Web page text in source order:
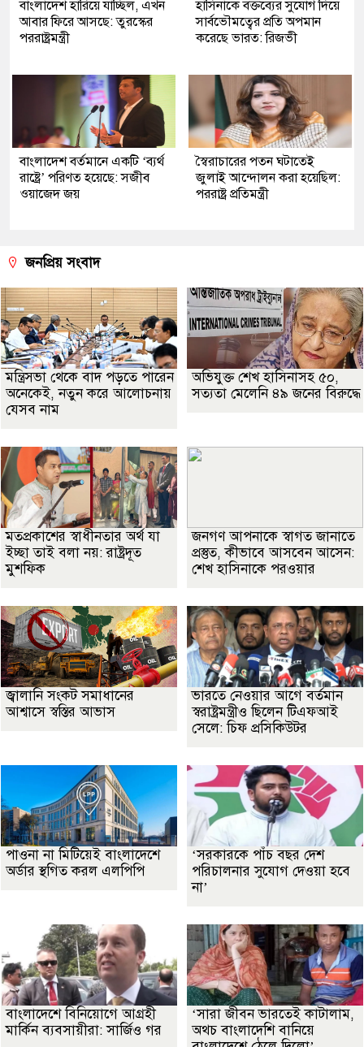
বাংলাদেশ হারিয়ে যাচ্ছিল, এখন
আবার ফিরে আসছে: তুরস্কের
পররাষ্ট্রমন্ত্রী
হাসিনাকে বক্তব্যের সুযোগ দিয়ে
সার্বভৌমত্বের প্রতি অপমান
করেছে ভারত: রিজভী
বাংলাদেশ বর্তমানে একটি ‘ব্যর্থ
রাষ্ট্রে’ পরিণত হয়েছে: সজীব
ওয়াজেদ জয়
স্বৈরাচারের পতন ঘটাতেই
জুলাই আন্দোলন করা হয়েছিল:
পররাষ্ট্র প্রতিমন্ত্রী
জনপ্রিয় সংবাদ
মন্ত্রিসভা থেকে বাদ পড়তে পারেন
অনেকেই, নতুন করে আলোচনায়
যেসব নাম
অভিযুক্ত শেখ হাসিনাসহ ৫০,
সত্যতা মেলেনি ৪৯ জনের বিরুদ্ধে
মতপ্রকাশের স্বাধীনতার অর্থ যা
ইচ্ছা তাই বলা নয়: রাষ্ট্রদূত
মুশফিক
জনগণ আপনাকে স্বাগত জানাতে
প্রস্তুত, কীভাবে আসবেন আসেন:
শেখ হাসিনাকে পরওয়ার
জ্বালানি সংকট সমাধানের
আশ্বাসে স্বস্তির আভাস
ভারতে নেওয়ার আগে বর্তমান
স্বরাষ্ট্রমন্ত্রীও ছিলেন টিএফআই
সেলে: চিফ প্রসিকিউটর
পাওনা না মিটিয়েই বাংলাদেশে
অর্ডার স্থগিত করল এলপিপি
‘সরকারকে পাঁচ বছর দেশ
পরিচালনার সুযোগ দেওয়া হবে
না’
বাংলাদেশে বিনিয়োগে আগ্রহী
মার্কিন ব্যবসায়ীরা: সার্জিও গর
‘সারা জীবন ভারতেই কাটালাম,
অথচ বাংলাদেশি বানিয়ে